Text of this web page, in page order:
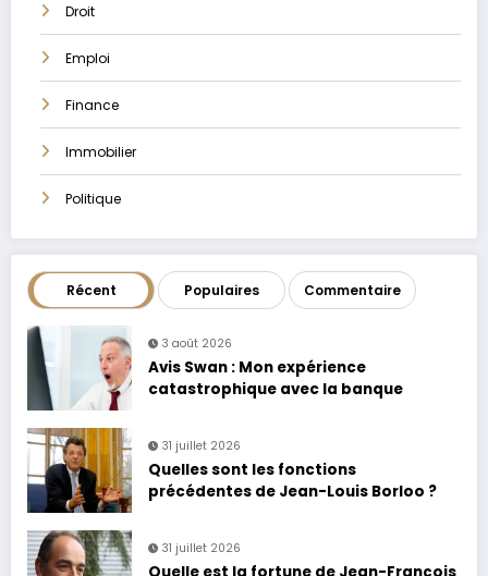
Droit
Emploi
Finance
Immobilier
Politique
Récent Populaires Commentaire
3 août 2026
Avis Swan : Mon expérience
catastrophique avec la banque
31 juillet 2026
Quelles sont les fonctions
précédentes de Jean-Louis Borloo ?
31 juillet 2026